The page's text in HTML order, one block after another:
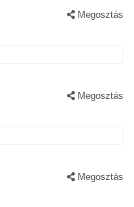
Megosztás
Megosztás
Megosztás